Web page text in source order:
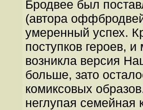
Бродвее был
(автора
умеренный успех.
поступков героев,
возникла версия
больше, зато
комиксовых
неглупая семейная